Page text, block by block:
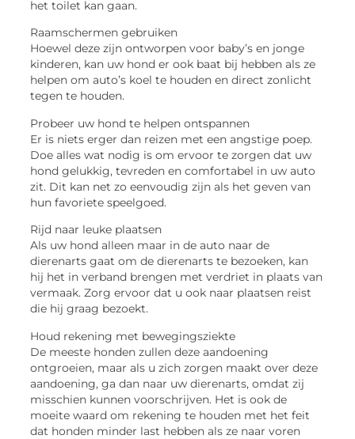
het toilet kan gaan.
Raamschermen gebruiken
Hoewel deze zijn ontworpen voor baby’s en jonge
kinderen, kan uw hond er ook baat bij hebben als ze
helpen om auto’s koel te houden en direct zonlicht
tegen te houden.
Probeer uw hond te helpen ontspannen
Er is niets erger dan reizen met een angstige poep.
Doe alles wat nodig is om ervoor te zorgen dat uw
hond gelukkig, tevreden en comfortabel in uw auto
zit. Dit kan net zo eenvoudig zijn als het geven van
hun favoriete speelgoed.
Rijd naar leuke plaatsen
Als uw hond alleen maar in de auto naar de
dierenarts gaat om de dierenarts te bezoeken, kan
hij het in verband brengen met verdriet in plaats van
vermaak. Zorg ervoor dat u ook naar plaatsen reist
die hij graag bezoekt.
Houd rekening met bewegingsziekte
De meeste honden zullen deze aandoening
ontgroeien, maar als u zich zorgen maakt over deze
aandoening, ga dan naar uw dierenarts, omdat zij
misschien kunnen voorschrijven. Het is ook de
moeite waard om rekening te houden met het feit
dat honden minder last hebben als ze naar voren